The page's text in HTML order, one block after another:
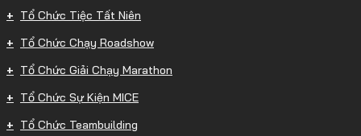
Tổ Chức Tiệc Tất Niên
Tổ Chức Chạy Roadshow
Tổ Chức Giải Chạy Marathon
Tổ Chức Sự Kiện MICE
Tổ Chức Teambuilding